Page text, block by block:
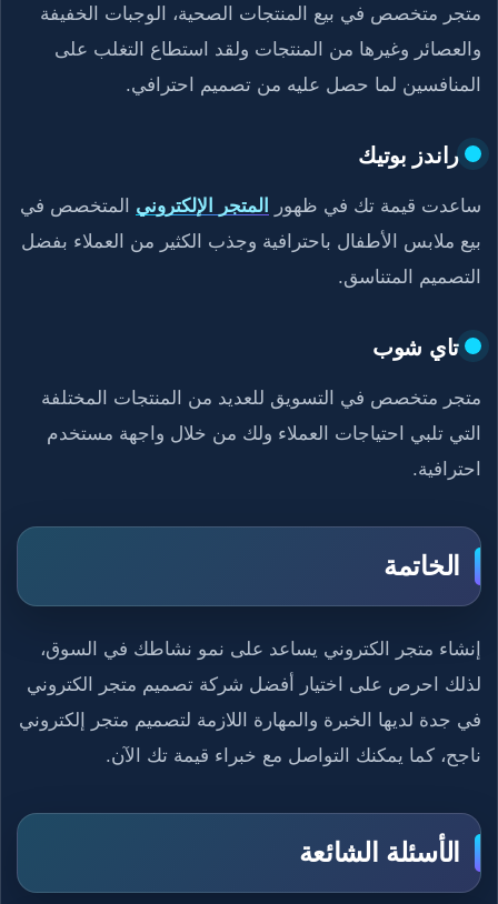
متجر متخصص في بيع المنتجات الصحية، الوجبات الخفيفة
والعصائر وغيرها من المنتجات ولقد استطاع التغلب على
المنافسين لما حصل عليه من تصميم احترافي.
راندز بوتيك
ساعدت قيمة تك في ظهور المتجر الإلكتروني المتخصص في
بيع ملابس الأطفال باحترافية وجذب الكثير من العملاء بفضل
التصميم المتناسق.
تاي شوب
متجر متخصص في التسويق للعديد من المنتجات المختلفة
التي تلبي احتياجات العملاء ولك من خلال واجهة مستخدم
احترافية.
الخاتمة
إنشاء متجر الكتروني يساعد على نمو نشاطك في السوق،
لذلك احرص على اختيار أفضل شركة تصميم متجر الكتروني
في جدة لديها الخبرة والمهارة اللازمة لتصميم متجر إلكتروني
ناجح، كما يمكنك التواصل مع خبراء قيمة تك الآن.
الأسئلة الشائعة